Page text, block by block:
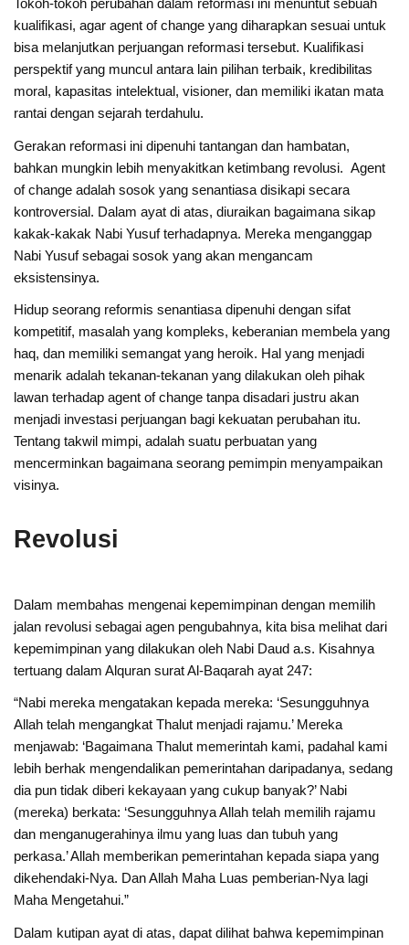
Tokoh-tokoh perubahan dalam reformasi ini menuntut sebuah
kualifikasi, agar agent of change yang diharapkan sesuai untuk
bisa melanjutkan perjuangan reformasi tersebut. Kualifikasi
perspektif yang muncul antara lain pilihan terbaik, kredibilitas
moral, kapasitas intelektual, visioner, dan memiliki ikatan mata
rantai dengan sejarah terdahulu.
Gerakan reformasi ini dipenuhi tantangan dan hambatan,
bahkan mungkin lebih menyakitkan ketimbang revolusi. Agent
of change adalah sosok yang senantiasa disikapi secara
kontroversial. Dalam ayat di atas, diuraikan bagaimana sikap
kakak-kakak Nabi Yusuf terhadapnya. Mereka menganggap
Nabi Yusuf sebagai sosok yang akan mengancam
eksistensinya.
Hidup seorang reformis senantiasa dipenuhi dengan sifat
kompetitif, masalah yang kompleks, keberanian membela yang
haq, dan memiliki semangat yang heroik. Hal yang menjadi
menarik adalah tekanan-tekanan yang dilakukan oleh pihak
lawan terhadap agent of change tanpa disadari justru akan
menjadi investasi perjuangan bagi kekuatan perubahan itu.
Tentang takwil mimpi, adalah suatu perbuatan yang
mencerminkan bagaimana seorang pemimpin menyampaikan
visinya.
Revolusi
Dalam membahas mengenai kepemimpinan dengan memilih
jalan revolusi sebagai agen pengubahnya, kita bisa melihat dari
kepemimpinan yang dilakukan oleh Nabi Daud a.s. Kisahnya
tertuang dalam Alquran surat Al-Baqarah ayat 247:
“Nabi mereka mengatakan kepada mereka: ‘Sesungguhnya
Allah telah mengangkat Thalut menjadi rajamu.’ Mereka
menjawab: ‘Bagaimana Thalut memerintah kami, padahal kami
lebih berhak mengendalikan pemerintahan daripadanya, sedang
dia pun tidak diberi kekayaan yang cukup banyak?’ Nabi
(mereka) berkata: ‘Sesungguhnya Allah telah memilih rajamu
dan menganugerahinya ilmu yang luas dan tubuh yang
perkasa.’ Allah memberikan pemerintahan kepada siapa yang
dikehendaki-Nya. Dan Allah Maha Luas pemberian-Nya lagi
Maha Mengetahui.”
Dalam kutipan ayat di atas, dapat dilihat bahwa kepemimpinan